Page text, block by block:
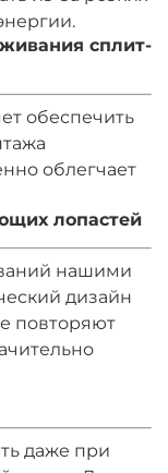
сплит-
обеспечить
облегчает
лопастей
нашими
дизайн
повторяют
даже при